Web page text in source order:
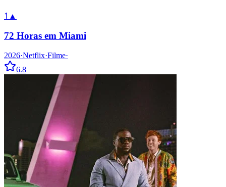
1 ▲
72 Horas em Miami
2026·Netflix·Filme·
6.8